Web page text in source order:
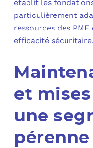
établit les
particulièrement
ressources des
efficacité sécuritaire.
et
une
pérenne